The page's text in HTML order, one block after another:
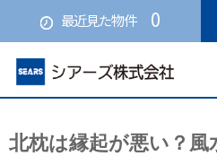
最近見た物件 0
北枕は縁起が悪い？